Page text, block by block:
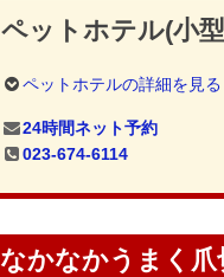
ペットホテル(小
ペットホテルの詳細を見る
24時間ネット予約
023-674-6114
なかなかうまく